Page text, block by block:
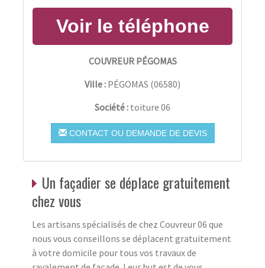
COUVREUR PÉGOMAS
Ville : PÉGOMAS (06580)
Société : toiture 06
CONTACT OU DEMANDE DE DEVIS
Un façadier se déplace gratuitement
chez vous
Les artisans spécialisés de chez Couvreur 06 que
nous vous conseillons se déplacent gratuitement
à votre domicile pour tous vos travaux de